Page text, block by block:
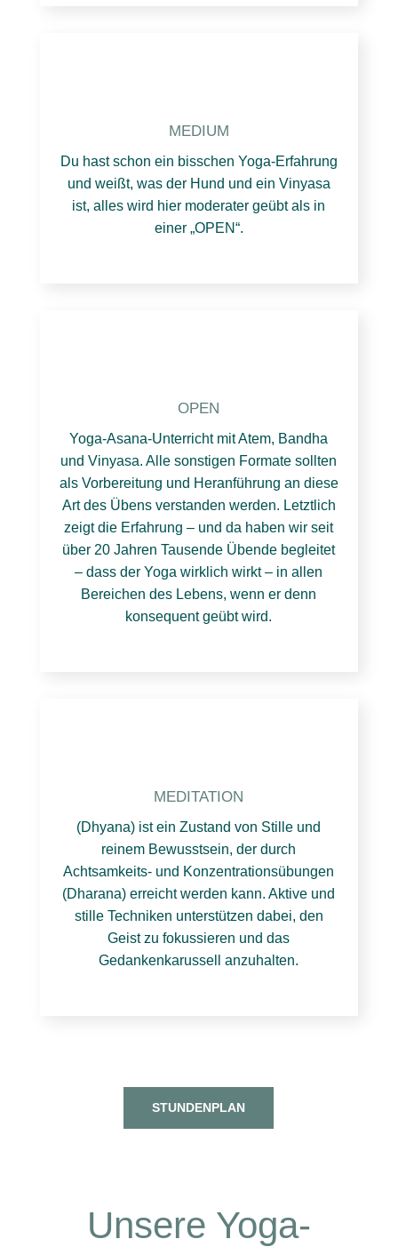
MEDIUM
Du hast schon ein bisschen Yoga-Erfahrung
und weißt, was der Hund und ein Vinyasa
ist, alles wird hier moderater geübt als in
einer „OPEN“.
OPEN
Yoga-Asana-Unterricht mit Atem, Bandha
und Vinyasa. Alle sonstigen Formate sollten
als Vorbereitung und Heranführung an diese
Art des Übens verstanden werden. Letztlich
zeigt die Erfahrung – und da haben wir seit
über 20 Jahren Tausende Übende begleitet
– dass der Yoga wirklich wirkt – in allen
Bereichen des Lebens, wenn er denn
konsequent geübt wird.
MEDITATION
(Dhyana) ist ein Zustand von Stille und
reinem Bewusstsein, der durch
Achtsamkeits- und Konzentrationsübungen
(Dharana) erreicht werden kann. Aktive und
stille Techniken unterstützen dabei, den
Geist zu fokussieren und das
Gedankenkarussell anzuhalten.
STUNDENPLAN
Unsere Yoga-